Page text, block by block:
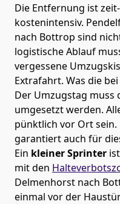
Die Entfernung ist
kostenintensiv.
nach Bottrop sind
logistische Ablauf
vergessene
Extrafahrt. Was die
Der Umzugstag
umgesetzt werden.
pünktlich vor Ort sein.
garantiert auch für
Ein kleiner Sprinter
mit den
Delmenhorst nach
einmal vor der